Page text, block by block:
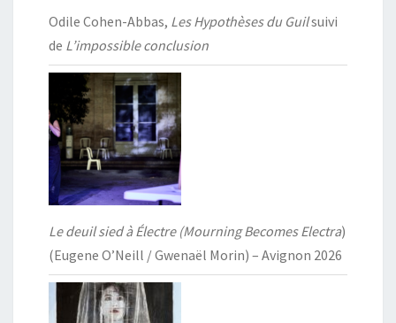
Odile Cohen-Abbas, Les Hypothèses du Guilsuivi
de L’impossible conclusion
Le deuil sied à Électre (Mourning Becomes Electra)
(Eugene O’Neill / Gwenaël Morin) – Avignon 2026